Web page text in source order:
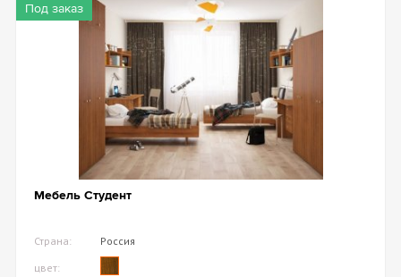
Под заказ
Мебель Студент
Страна:
Россия
цвет: